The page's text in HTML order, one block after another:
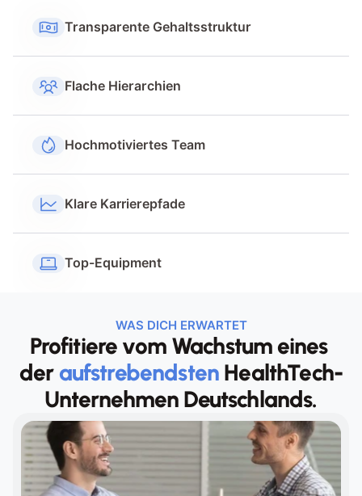
Transparente Gehaltsstruktur
Flache Hierarchien
Hochmotiviertes Team
Klare Karrierepfade
Top-Equipment
WAS DICH ERWARTET
Profitiere vom Wachstum eines
der aufstrebendsten HealthTech-
Unternehmen Deutschlands.